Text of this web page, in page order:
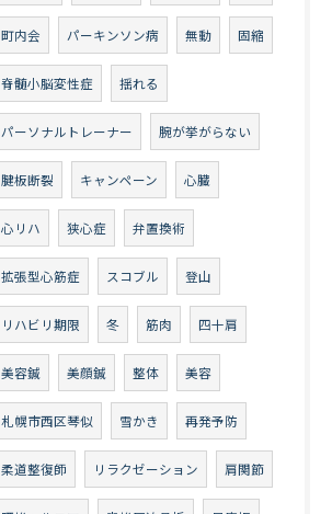
町内会 パーキンソン病 無動 固縮
脊髄小脳変性症 揺れる
パーソナルトレーナー 腕が挙がらない
腱板断裂 キャンペーン 心臓
心リハ 狭心症 弁置換術
拡張型心筋症 スコブル 登山
リハビリ期限 冬 筋肉 四十肩
美容鍼 美顔鍼 整体 美容
札幌市西区琴似 雪かき 再発予防
柔道整復師 リラクゼーション 肩関節